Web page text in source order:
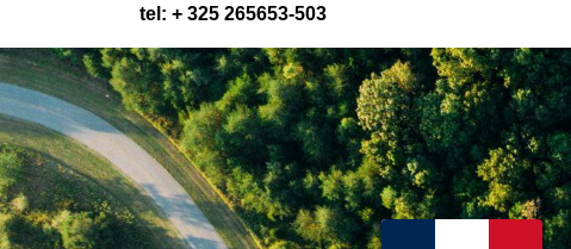
tel: + 325 265653-503